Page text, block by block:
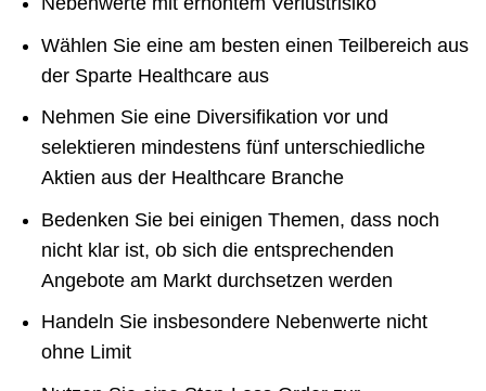
Wählen Sie eine am besten einen Teilbereich aus
der Sparte Healthcare aus
Nehmen Sie eine Diversifikation vor und
selektieren mindestens fünf unterschiedliche
Aktien aus der Healthcare Branche
Bedenken Sie bei einigen Themen, dass noch
nicht klar ist, ob sich die entsprechenden
Angebote am Markt durchsetzen werden
Handeln Sie insbesondere Nebenwerte nicht
ohne Limit